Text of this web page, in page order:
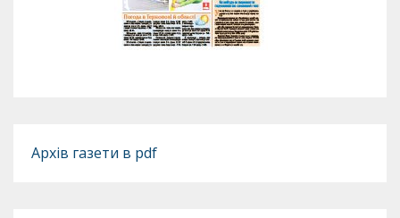
Архів газети в pdf